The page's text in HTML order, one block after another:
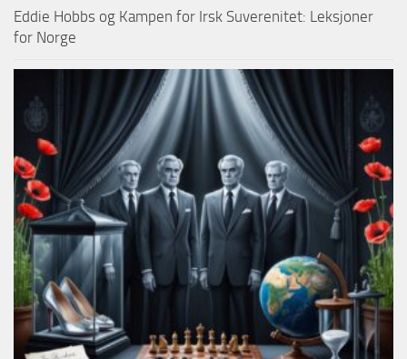
Eddie Hobbs og Kampen for Irsk Suverenitet: Leksjoner
for Norge